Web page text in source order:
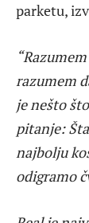
parketu,
razumem
je nešto
pitanje:
najbolju
odigramo